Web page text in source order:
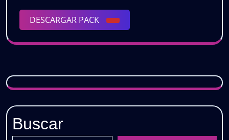
DESCARGAR PACK
DESCARGAR
PACK
Buscar